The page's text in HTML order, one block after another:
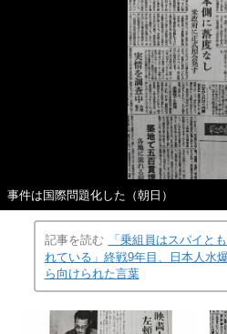
事件は国際問題化した（朝日）
記事を読む
「乗組員はスパイと
れている」終戦9年目、日本人水
ら向けられた言葉